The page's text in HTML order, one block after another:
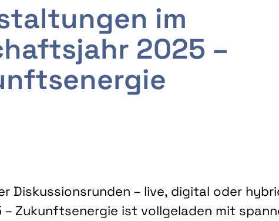
im
2025 –
Diskussionsrunden – live, digital oder
Zukunftsenergie ist vollgeladen mit